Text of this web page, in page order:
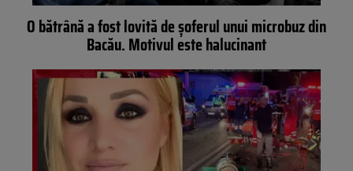
O bătrână a fost lovită de șoferul unui microbuz din
Bacău. Motivul este halucinant